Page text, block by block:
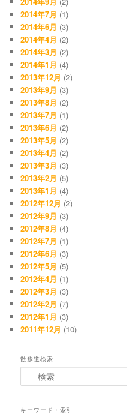
2014年7月 (1)
2014年6月 (3)
2014年4月 (2)
2014年3月 (2)
2014年1月 (4)
2013年12月 (2)
2013年9月 (3)
2013年8月 (2)
2013年7月 (1)
2013年6月 (2)
2013年5月 (2)
2013年4月 (2)
2013年3月 (3)
2013年2月 (5)
2013年1月 (4)
2012年12月 (2)
2012年9月 (3)
2012年8月 (4)
2012年7月 (1)
2012年6月 (3)
2012年5月 (5)
2012年4月 (1)
2012年3月 (3)
2012年2月 (7)
2012年1月 (3)
2011年12月 (10)
散歩道検索
キーワード・索引